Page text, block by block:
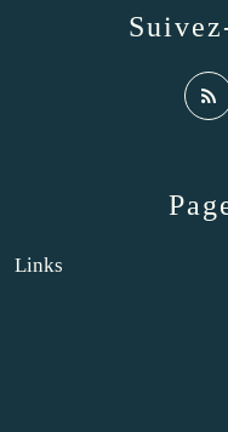
Links